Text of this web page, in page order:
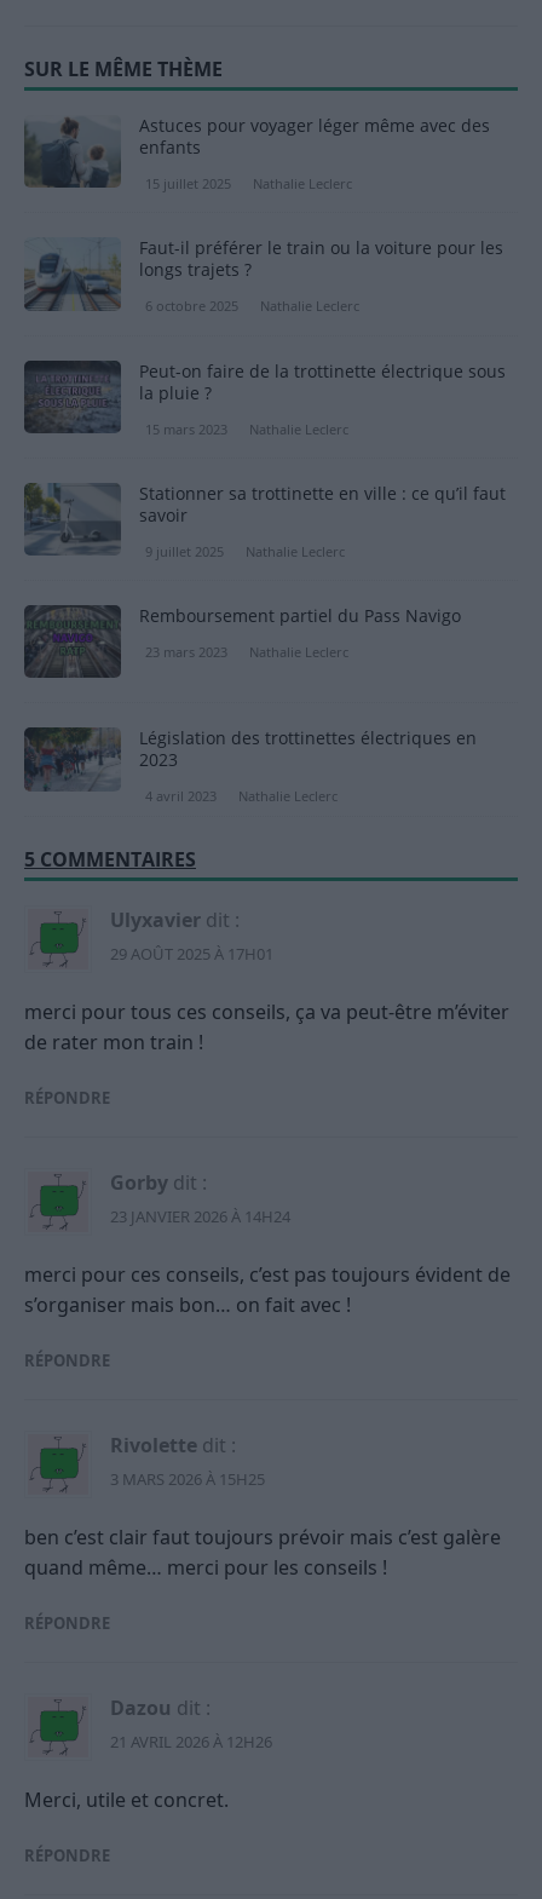
SUR LE MÊME THÈME
Astuces pour voyager léger même avec des
enfants
15 juillet 2025 Nathalie Leclerc
Faut-il préférer le train ou la voiture pour les
longs trajets ?
6 octobre 2025 Nathalie Leclerc
Peut-on faire de la trottinette électrique sous
la pluie ?
15 mars 2023 Nathalie Leclerc
Stationner sa trottinette en ville : ce qu’il faut
savoir
9 juillet 2025 Nathalie Leclerc
Remboursement partiel du Pass Navigo
23 mars 2023 Nathalie Leclerc
Législation des trottinettes électriques en
2023
4 avril 2023 Nathalie Leclerc
5 COMMENTAIRES
Ulyxavier dit :
29 AOÛT 2025 À 17H01
merci pour tous ces conseils, ça va peut-être m’éviter
de rater mon train !
RÉPONDRE
Gorby dit :
23 JANVIER 2026 À 14H24
merci pour ces conseils, c’est pas toujours évident de
s’organiser mais bon… on fait avec !
RÉPONDRE
Rivolette dit :
3 MARS 2026 À 15H25
ben c’est clair faut toujours prévoir mais c’est galère
quand même… merci pour les conseils !
RÉPONDRE
Dazou dit :
21 AVRIL 2026 À 12H26
Merci, utile et concret.
RÉPONDRE